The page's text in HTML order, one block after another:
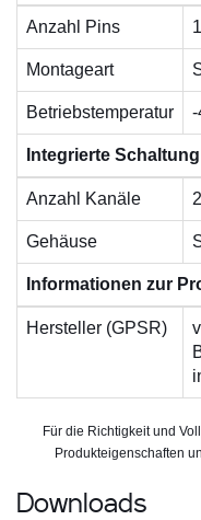
Anzahl Pins
Montageart
Betriebstemperatur -
Integrierte Schaltung
Anzahl Kanäle 2
Gehäuse
Informationen zur
Hersteller (GPSR)
Für die Richtigkeit und
Produkteigenschaften
Downloads